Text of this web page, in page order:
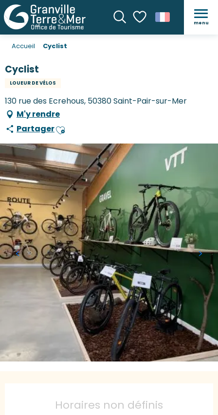
Recherche
Voir les favoris
menu
Accueil Cyclist
Cyclist
LOUEUR DE VÉLOS
130 rue des Ecrehous, 50380 Saint-Pair-sur-Mer
M'y rendre
PartagerAjouter aux favoris
Horaires non définis